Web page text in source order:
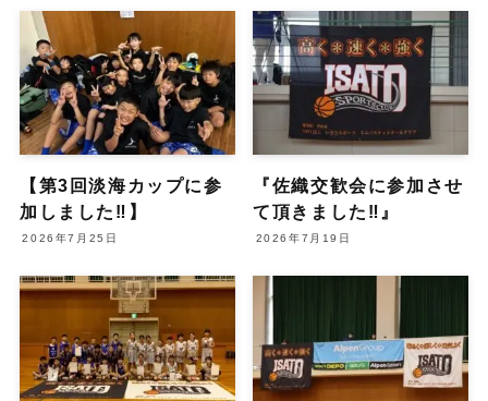
【第3回淡海カップに参
加しました‼︎】
2026年7月25日
『佐織交歓会に参加させ
て頂きました‼︎』
2026年7月19日